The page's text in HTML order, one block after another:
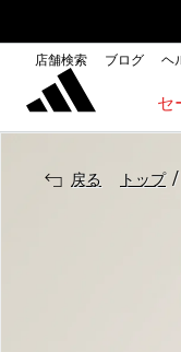
店舗検索 ブログ ヘ
セ
戻る トップ /